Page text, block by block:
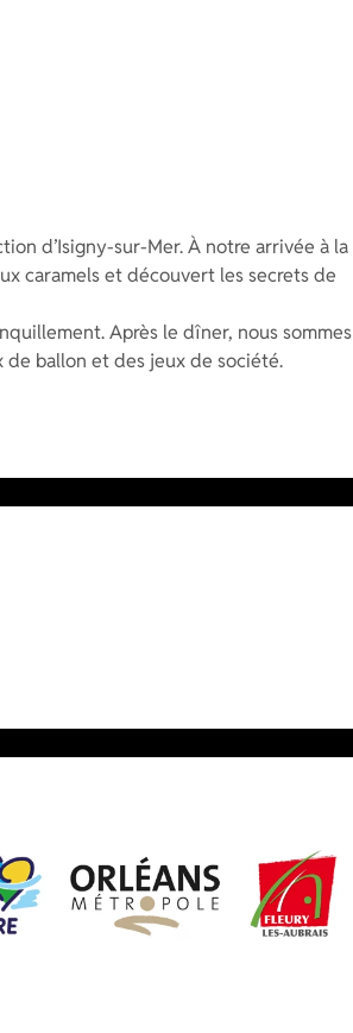
d’Isigny-sur-Mer. À notre arrivée à la
caramels et découvert les secrets de
Après le dîner, nous sommes
de ballon et des jeux de société.